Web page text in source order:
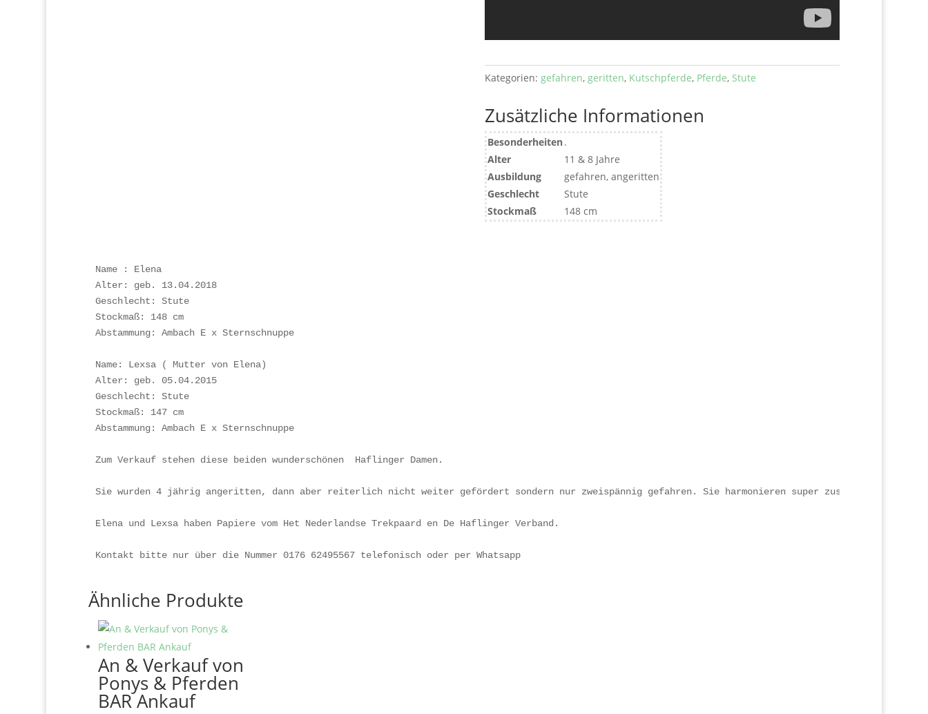
Kategorien: gefahren, geritten, Kutschpferde, Pferde, Stute
Zusätzliche Informationen
Besonderheiten.
Alter
11 & 8 Jahre
Ausbildung
gefahren, angeritten
Geschlecht
Stute
Stockmaß
148 cm
Name : Elena
Alter: geb. 13.04.2018
Geschlecht: Stute
Stockmaß: 148 cm
Abstammung: Ambach E x Sternschnuppe
Name: Lexsa ( Mutter von Elena)
Alter: geb. 05.04.2015
Geschlecht: Stute
Stockmaß: 147 cm
Abstammung: Ambach E x Sternschnuppe
Zum Verkauf stehen diese beiden wunderschönen  Haflinger Damen.
Sie wurden 4 jährig angeritten, dann aber reiterlich nicht weiter gefördert sondern nur zweispännig gefahren. Sie harmonieren super zusammen , sind
Elena und Lexsa haben Papiere vom Het Nederlandse Trekpaard en De Haflinger Verband.
Kontakt bitte nur über die Nummer 0176 62495567 telefonisch oder per Whatsapp
Ähnliche Produkte
An & Verkauf von
Ponys & Pferden
BAR Ankauf